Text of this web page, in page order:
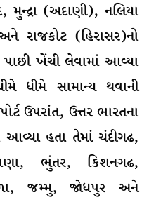
(અદાણી), નલિયા
રાજકોટ (હિરાસર)નો
ખેંચી લેવામાં આવ્યા
ધીમે સામાન્ય થવાની
ઉપરાંત, ઉત્તર ભારતના
હતા તેમાં ચંદીગઢ,
ભુંતર, કિશનગઢ,
જમ્મુ, જોધપુર અને